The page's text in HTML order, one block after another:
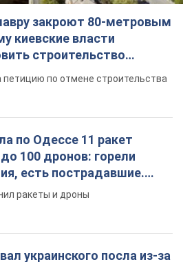
закроют 80-метровым
киевские власти
строительство
верующего"
петицию по отмене строительства
по Одессе 11 ракет
100 дронов: горели
есть пострадавшие.
ракеты и дроны
украинского посла из-за